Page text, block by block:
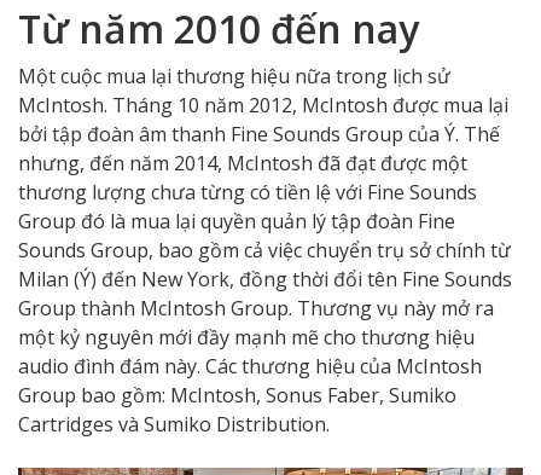
Từ năm 2010 đến nay
Một cuộc mua lại thương hiệu nữa trong lịch sử
McIntosh. Tháng 10 năm 2012, McIntosh được mua lại
bởi tập đoàn âm thanh Fine Sounds Group của Ý. Thế
nhưng, đến năm 2014, McIntosh đã đạt được một
thương lượng chưa từng có tiền lệ với Fine Sounds
Group đó là mua lại quyền quản lý tập đoàn Fine
Sounds Group, bao gồm cả việc chuyển trụ sở chính từ
Milan (Ý) đến New York, đồng thời đổi tên Fine Sounds
Group thành McIntosh Group. Thương vụ này mở ra
một kỷ nguyên mới đầy mạnh mẽ cho thương hiệu
audio đình đám này. Các thương hiệu của McIntosh
Group bao gồm: McIntosh, Sonus Faber, Sumiko
Cartridges và Sumiko Distribution.